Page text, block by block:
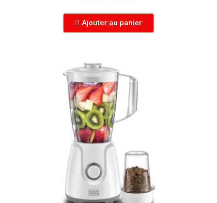
Ajouter au panier